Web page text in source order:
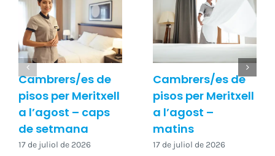
Cambrers/es de
pisos per Meritxell
a l’agost – caps
de setmana
17 de juliol de 2026
Cambrers/es de
pisos per Meritxell
a l’agost –
matins
17 de juliol de 2026